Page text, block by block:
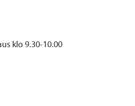
klo 9.30-10.00